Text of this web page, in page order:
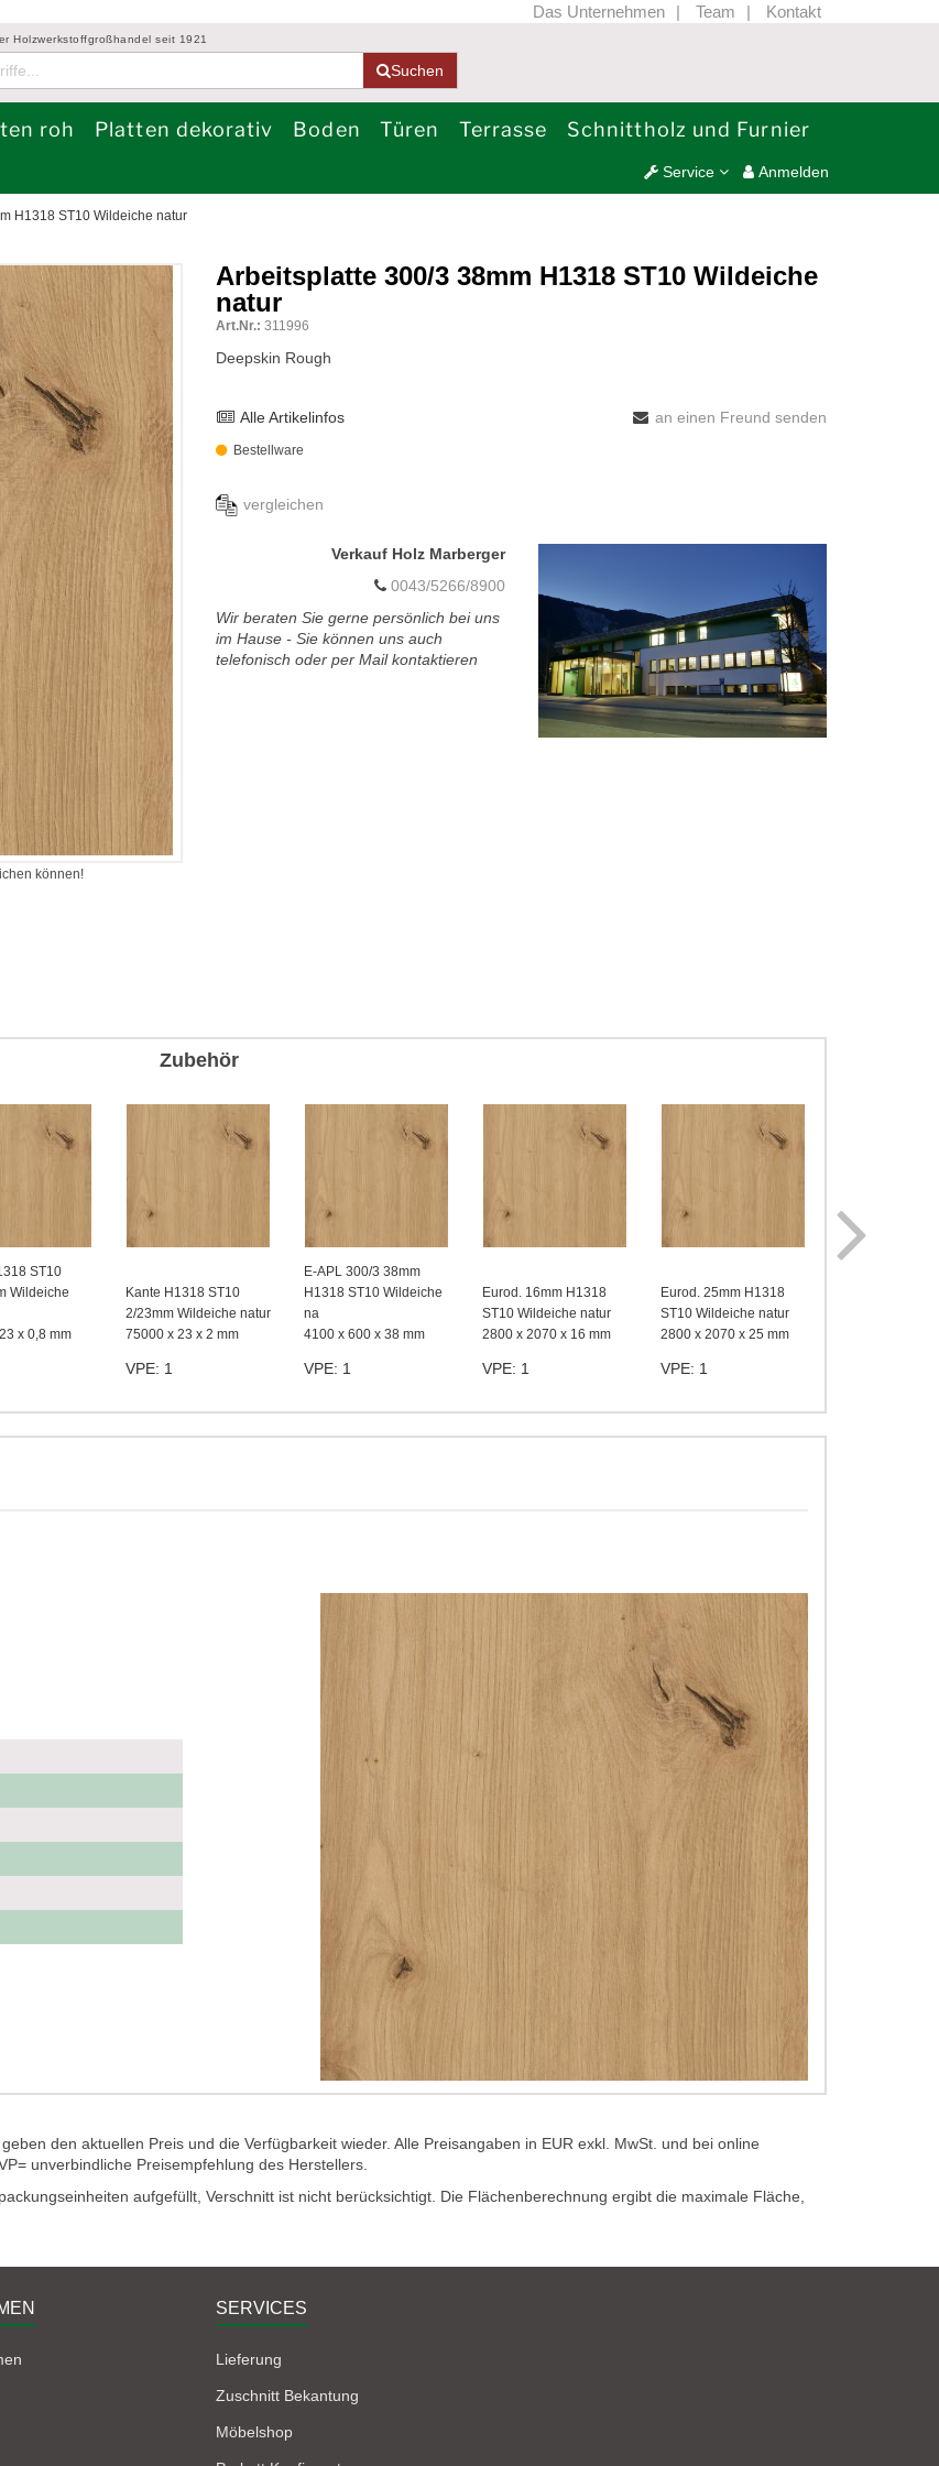
Das Unternehmen Team Kontakt
Holzwerkstoffgroßhandel seit 1921
Suchen
roh Platten dekorativ Boden Türen Terrasse Schnittholz und Furnier
Anmelden
Service
H1318 ST10 Wildeiche natur
können!
Arbeitsplatte 300/3 38mm H1318 ST10 Wildeiche
natur
Art.Nr.: 311996
Deepskin Rough
Alle Artikelinfos an einen Freund senden
Bestellware
vergleichen
Verkauf Holz Marberger
0043/5266/8900
Wir beraten Sie gerne persönlich bei uns
im Hause - Sie können uns auch
telefonisch oder per Mail kontaktieren
Zubehör
ST10
Wildeiche
x 0,8 mm
Kante H1318 ST10
2/23mm Wildeiche natur
75000 x 23 x 2 mm
VPE: 1
E-APL 300/3 38mm
H1318 ST10 Wildeiche
na
4100 x 600 x 38 mm
VPE: 1
Eurod. 16mm H1318
ST10 Wildeiche natur
2800 x 2070 x 16 mm
VPE: 1
Eurod. 25mm H1318
ST10 Wildeiche natur
2800 x 2070 x 25 mm
VPE: 1
den aktuellen Preis und die Verfügbarkeit wieder. Alle Preisangaben in EUR exkl. MwSt. und bei online
unverbindliche Preisempfehlung des Herstellers.
aufgefüllt, Verschnitt ist nicht berücksichtigt. Die Flächenberechnung ergibt die maximale Fläche,
SERVICES
Lieferung
Zuschnitt Bekantung
Möbelshop